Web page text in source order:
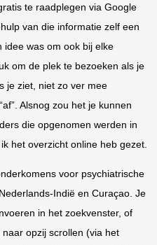
te raadplegen via Google
van die informatie zelf een
idee was om ook bij elke
om de plek te bezoeken als je
je ziet, niet zo ver mee
Alsnog zou het je kunnen
die opgenomen werden in
het overzicht online heb gezet.
voor psychiatrische
Indië en Curaçao. Je
in het zoekvenster, of
opzij scrollen (via het